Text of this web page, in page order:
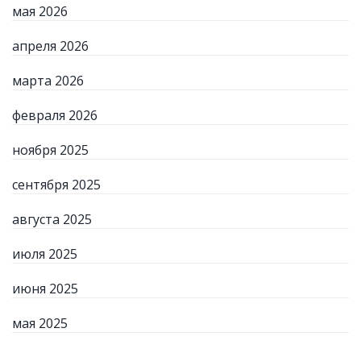
мая 2026
апреля 2026
марта 2026
февраля 2026
ноября 2025
сентября 2025
августа 2025
июля 2025
июня 2025
мая 2025